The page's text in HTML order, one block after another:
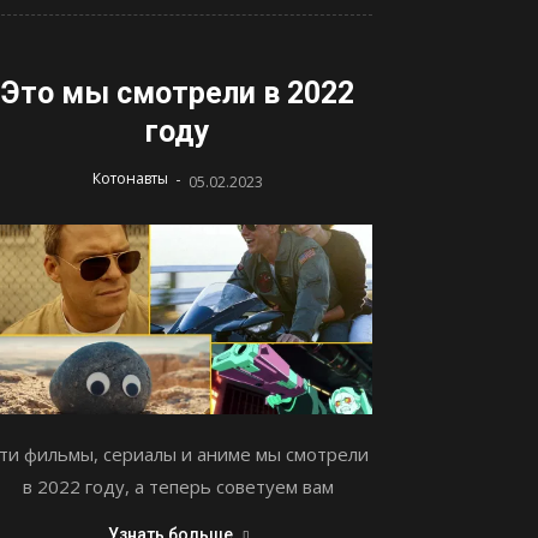
Это мы смотрели в 2022
году
Котонавты - 05.02.2023
фильмы, сериалы и аниме мы смотрели
в 2022 году, а теперь советуем вам